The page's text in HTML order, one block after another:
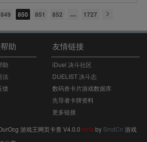
849 850 851 852 1727
助
助
法
馈
友情链接
iDuel 决斗社区
DUELIST 决斗志
数码兽卡片游戏数据库
先导者卡牌资料
更多链接
游戏王网页卡查 V4.0.0 beta by SmdCn 游戏